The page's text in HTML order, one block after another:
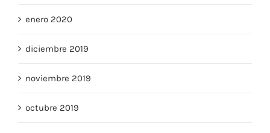
enero 2020
diciembre 2019
noviembre 2019
octubre 2019